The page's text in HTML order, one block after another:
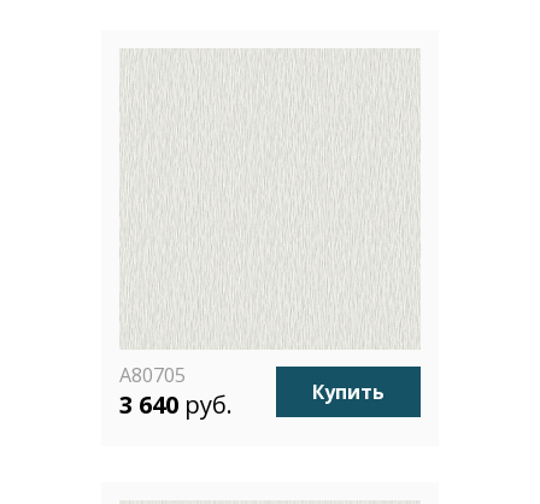
A80705
3 640 руб. Купить